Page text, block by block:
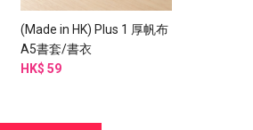
(Made in HK) Plus 1 厚帆布
A5書套/書衣
HK$ 59